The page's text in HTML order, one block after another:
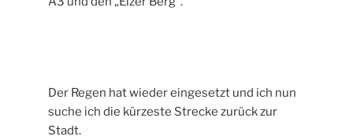
Der Regen hat wieder eingesetzt und ich nun
suche ich die kürzeste Strecke zurück zur
Stadt.